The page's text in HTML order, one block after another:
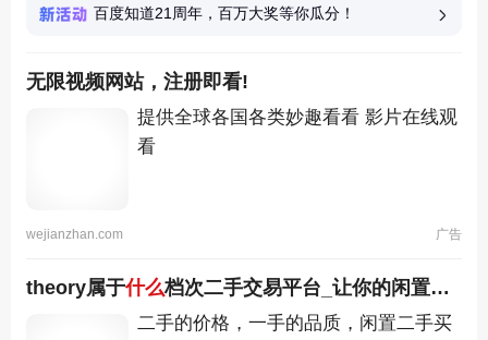
between quantity surveyor and contractor is vitalto
百度知道21周年，百万大奖等你瓜分！
无限视频网站，注册即看!
提供全球各国各类妙趣看看 影片在线观
看
wejianzhan.com 广告
theory属于什么档次二手交易平台_让你的闲置更有价值
二手的价格，一手的品质，闲置二手买